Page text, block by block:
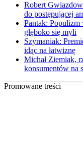
Robert
do postępującej
Pantak:
głęboko się myli
Szymaniak:
idąc na łatwiznę
Michał Ziemiak,
konsumentów na
Promowane treści